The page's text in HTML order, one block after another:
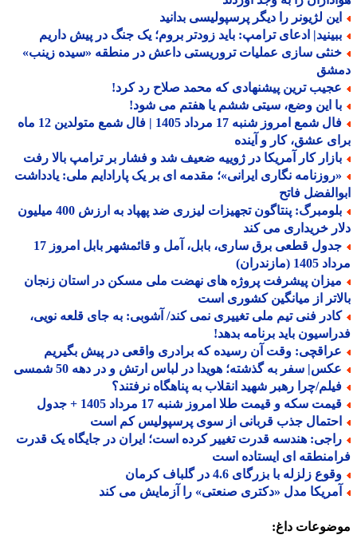
لژیونر را دیگر پرسپولیسی بدانید
ادعای ترامپ: باید زودتر بروم؛ یک جنگ در پیش داریم
سازی عملیات تروریستی داعش در منطقه «سیده زینب»
ترین پیشنهادی که محمد صلاح رد کرد!
این وضع، سیتی ششم یا هفتم می شود!
فال شمع امروز شنبه 17 مرداد 1405 | فال شمع متولدین 12 ماه
عشق، کار و آینده
کار آمریکا در ژوییه ضعیف شد و فشار بر ترامپ بالا رفت
نگاری ایرانی»؛ مقدمه ای بر یک پارادایم ملی: یادداشت
فاتح
بلومبرگ: پنتاگون تجهیزات لیزری ضد پهپاد به ارزش 400 میلیون
خریداری می کند
جدول قطعی برق ساری، بابل، آمل و قائمشهر بابل امروز 17
(مازندران)
پیشرفت پروژه های نهضت ملی مسکن در استان زنجان
از میانگین کشوری است
فنی تیم ملی تغییری نمی کند/ آشوبی: به جای قلعه نویی،
باید برنامه بدهد!
وقت آن رسیده که برادری واقعی در پیش بگیریم
سفر به گذشته؛ هویدا در لباس ارتش و در دهه 50 شمسی
چرا رهبر شهید انقلاب به پناهگاه نرفتند؟
سکه و قیمت طلا امروز شنبه 17 مرداد 1405 + جدول
جذب قربانی از سوی پرسپولیس کم است
هندسه قدرت تغییر کرده است؛ ایران در جایگاه یک قدرت
ای ایستاده است
زلزله با بزرگای 4.6 در گلباف کرمان
مدل «دکتری صنعتی» را آزمایش می کند
داغ: